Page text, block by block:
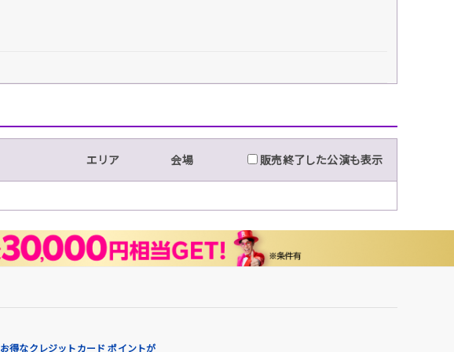
エリア 会場 販売終了した公演も表示
お得なクレジットカード ポイントが